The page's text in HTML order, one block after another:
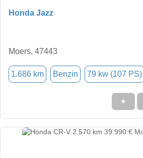
Honda Jazz
Moers, 47443
1.686 km Benzin 79 kw (107 PS)
★